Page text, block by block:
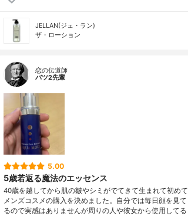
JELLAN(ジェ・ラン)
ザ・ローション
恋の伝道師
バツ2先輩
5.00
5歳若返る魔法のエッセンス
40歳を越してから肌の皺やシミがでてきて生まれて初めて
メンズコスメの購入を決めました。自分では毎日顔を見て
るので実感はありませんが周りの人や彼女から使用してる